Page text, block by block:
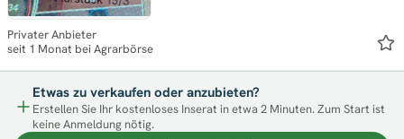
Privater Anbieter
seit 1 Monat bei Agrarbörse
Etwas zu verkaufen oder anzubieten?
Erstellen Sie Ihr kostenloses Inserat in etwa 2 Minuten. Zum Start ist
keine Anmeldung nötig.